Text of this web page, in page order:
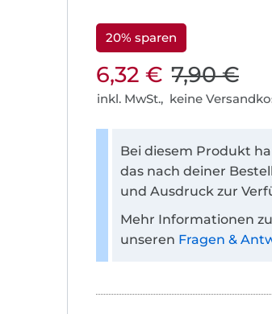
20% sparen
6,32 € 7,90 €
inkl. MwSt., keine
Bei diesem Produkt
das nach deiner
und Ausdruck zur
Mehr Informationen
unseren Fragen &